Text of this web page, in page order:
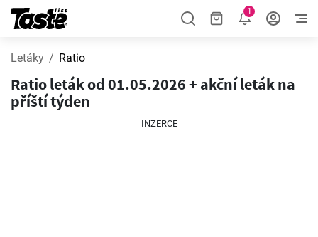
1
Letáky Ratio
Ratio leták od 01.05.2026 + akční leták na
příští týden
INZERCE